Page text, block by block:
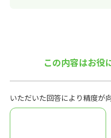
この内容はお役
いただいた回答により精度が